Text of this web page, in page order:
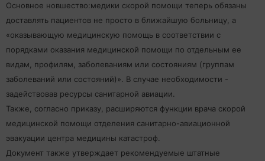
Основное новшество:медики скорой помощи теперь обязаны
доставлять пациентов не просто в ближайшую больницу, а
«оказывающую медицинскую помощь в соответствии с
порядками оказания медицинской помощи по отдельным ее
видам, профилям, заболеваниям или состояниям (группам
заболеваний или состояний)». В случае необходимости -
задействовав ресурсы санитарной авиации.
Также, согласно приказу, расширяются функции врача скорой
медицинской помощи отделения санитарно-авиационной
эвакуации центра медицины катастроф.
Документ также утверждает рекомендуемые штатные